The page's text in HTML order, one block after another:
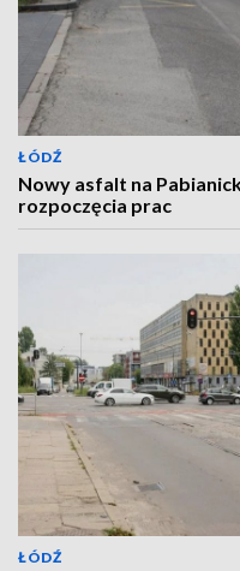
ŁÓDŹ
Nowy asfalt na
rozpoczęcia prac
ŁÓDŹ